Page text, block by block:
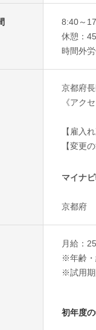
8:40～
休憩：
時間外
京都府
《アク
【雇入
【変更
マイナ
京都府
月給：
※年齢・
※試用期
初年度